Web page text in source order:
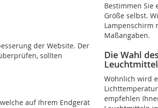
der Website. Der
sollten
auf Ihrem Endgerät
Bestimmen Sie
Größe selbst.
Lampenschirm
Maßangaben.
Die Wahl
Wohnlich wird
empfehlen